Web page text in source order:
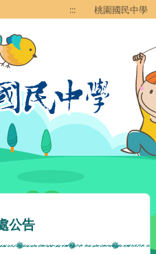
::: 桃園國民中學
公告